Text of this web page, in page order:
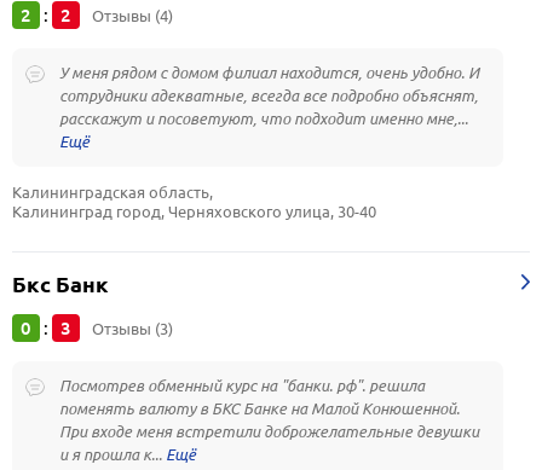
2 : 2 Отзывы (4)
У меня рядом с домом филиал находится, очень удобно. И
сотрудники адекватные, всегда все подробно объяснят,
расскажут и посоветуют, что подходит именно мне,...
Калининградская область,
Калининград город, Черняховского улица, 30-40
Бкс Банк
0 : 3 Отзывы (3)
Посмотрев обменный курс на "банки. рф". решила
поменять валюту в БКС Банке на Малой Конюшенной.
При входе меня встретили доброжелательные девушки
и я прошла к...